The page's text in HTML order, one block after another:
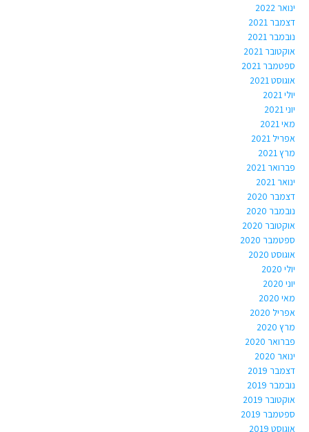
ינואר 2022
דצמבר 2021
נובמבר 2021
אוקטובר 2021
ספטמבר 2021
אוגוסט 2021
יולי 2021
יוני 2021
מאי 2021
אפריל 2021
מרץ 2021
פברואר 2021
ינואר 2021
דצמבר 2020
נובמבר 2020
אוקטובר 2020
ספטמבר 2020
אוגוסט 2020
יולי 2020
יוני 2020
מאי 2020
אפריל 2020
מרץ 2020
פברואר 2020
ינואר 2020
דצמבר 2019
נובמבר 2019
אוקטובר 2019
ספטמבר 2019
אוגוסט 2019